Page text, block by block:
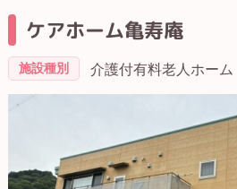
ケアホーム亀寿庵
施設種別 介護付有料老人ホーム